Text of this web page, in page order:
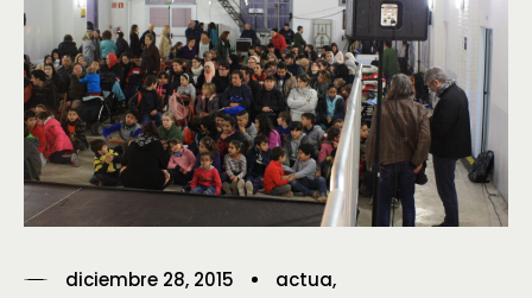
diciembre 28, 2015
actua